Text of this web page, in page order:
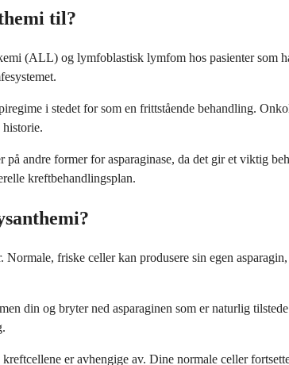
til?
(ALL) og lymfoblastisk lymfom hos pasienter som
i stedet for som en frittstående behandling.
andre former for asparaginase, da det gir et viktig
kreftbehandlingsplan.
friske celler kan produsere sin egen
din og bryter ned asparaginen som er naturlig
er avhengige av. Dine normale celler